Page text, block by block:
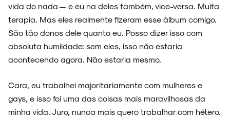
vida do nada — e eu na deles também, vice-versa. Muita
terapia. Mas eles realmente fizeram esse álbum comigo.
São tão donos dele quanto eu. Posso dizer isso com
absoluta humildade: sem eles, isso não estaria
acontecendo agora. Não estaria mesmo.
Cara, eu trabalhei majoritariamente com mulheres e
gays, e isso foi uma das coisas mais maravilhosas da
minha vida. Juro, nunca mais quero trabalhar com hétero.